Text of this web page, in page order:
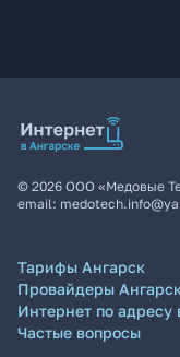
© 2026 ООО «Медовые
email:
Тарифы Ангарск
Провайдеры
Интернет по адресу
Частые вопросы